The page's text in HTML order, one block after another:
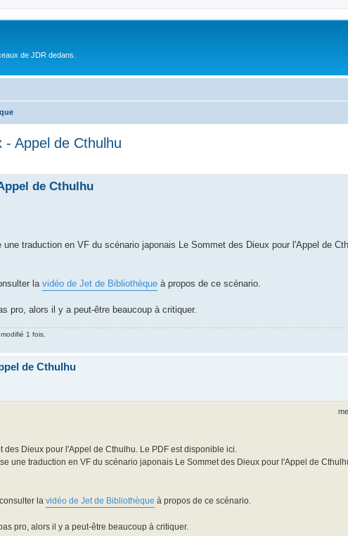
de JDR dedans.
Appel de Cthulhu
de Cthulhu
traduction en VF du scénario japonais Le Sommet des Dieux pour l'Appel de
la vidéo de Jet de Bibliothèque à propos de ce scénario.
pro, alors il y a peut-être beaucoup à critiquer.
1 fois.
de Cthulhu
Dieux pour l'Appel de Cthulhu. Le PDF est disponible ici.
une traduction en VF du scénario japonais Le Sommet des Dieux pour l'Appel de
la vidéo de Jet de Bibliothèque à propos de ce scénario.
pro, alors il y a peut-être beaucoup à critiquer.